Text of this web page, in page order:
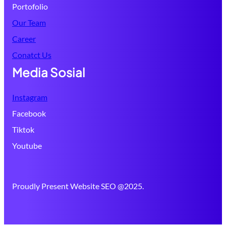
Portofolio
Our Team
Career
Conatct Us
Media Sosial
Instagram
Facebook
Tiktok
Youtube
Proudly Present Website SEO @2025.